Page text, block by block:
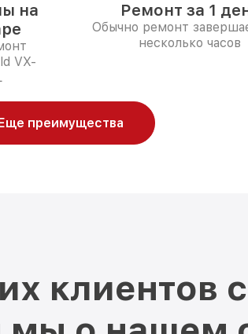
на
VX-
Ремонт за 1
Обычно ремонт
несколько часов
преимущества
клиентов